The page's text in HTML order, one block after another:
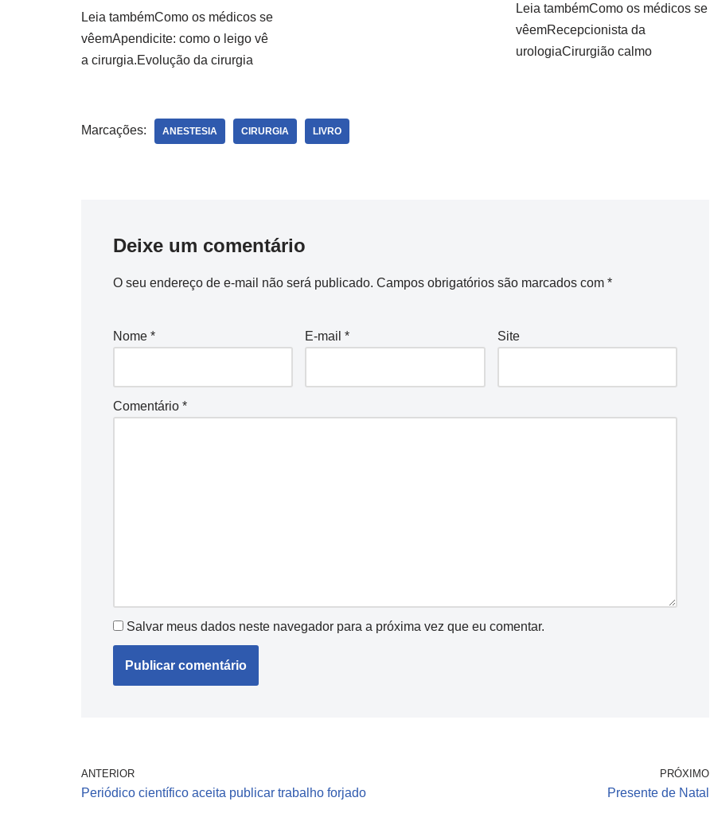
Leia tambémComo os médicos se
vêemApendicite: como o leigo vê
a cirurgia.Evolução da cirurgia
Leia tambémComo os médicos se
vêemRecepcionista da
urologiaCirurgião calmo
Marcações: ANESTESIA CIRURGIA LIVRO
Deixe um comentário
O seu endereço de e-mail não será publicado. Campos obrigatórios são marcados com *
Nome * E-mail* Site
Comentário *
Salvar meus dados neste navegador para a próxima vez que eu comentar.
ANTERIOR
Periódico científico aceita publicar trabalho forjado
PRÓXIMO
Presente de Natal